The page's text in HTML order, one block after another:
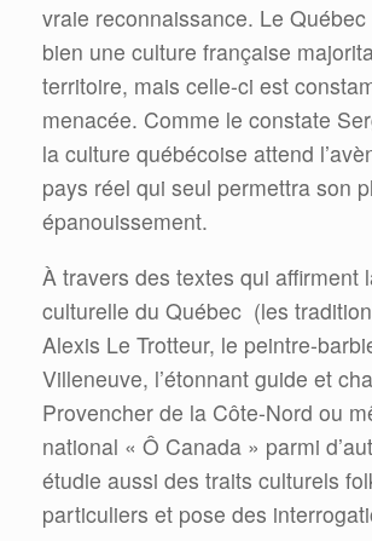
vraie reconnaissance. Le
bien une culture française
territoire, mais celle-ci est
menacée. Comme le constate
la culture québécoise attend
pays réel qui seul permettra son
épanouissement.
À travers des textes qui affirment
culturelle du Québec (les
Alexis Le Trotteur, le peintre-
Villeneuve, l’étonnant guide et
Provencher de la Côte-Nord ou
national « Ô Canada » parmi
étudie aussi des traits culturels
particuliers et pose des